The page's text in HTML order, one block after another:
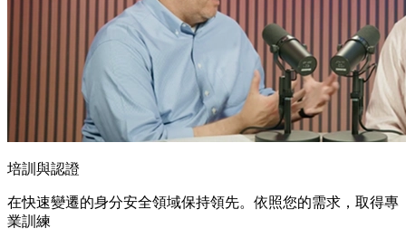
培訓與認證
在快速變遷的身分安全領域保持領先。依照您的需求，取得專
業訓練